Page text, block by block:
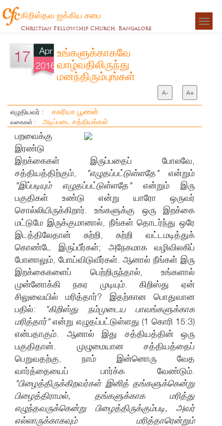
கிறிஸ்தவ ஐக்கிய சபை
Christian Fellowship Church, Bangalore
17
Apr
2016
உங்களுக்காகவே
வாழ்வதிலிருந்து
மனந்திரும்புங்கள்
A- A+
எழுதியவர் : சகரியா பூணன்
வகைகள் : அடிப்படை சத்தியங்கள்
பறவைக்கு
இரண்டு
இறக்கைகள் இருப்பதைப் போலவே,
சத்தியத்திற்கும்,
"எழுதப்பட்டுள்ளதே"என்றும்
"இப்படியும் எழுதப்பட்டுள்ளதே"என்றும் இரு
பகுதிகள் உண்டு என்று யாரோ ஒருவர்
சொல்லியிருக்கிறார். உங்களுக்கு ஒரு இறக்கை
மட்டுமே இருக்குமானால், நீங்கள் தொடர்ந்து ஒரே
இடத்திலேதான் சுற்றி, சுற்றி வட்டமடித்துக்
கொண்டே இருப்பீர்கள்; அநேகமாக வழிவிலகிப்
போனாலும், போய்விடுவீர்கள். ஆனால் நீங்கள் இரு
இறக்கைகளைப் பெற்றிருந்தால், உங்களால்
முன்னோக்கி நகர முடியும். கிறிஸ்து ஏன்
சிலுவையில் மரித்தார்? இதற்கான பொதுவான
பதில்:
"கிறிஸ்து நம்முடைய பாவங்களுக்காக
மரித்தார்"என்று எழுதப்பட்டுள்ளது (1 கொரி 15:3)
என்பதாகும். ஆனால் இது சத்தியத்தின் ஒரு
பகுதிதான். முழுமையான சத்தியத்தைப்
பெறுவதற்கு, நாம் இன்னொரு வேத
வார்த்தையைப் பார்க்க வேண்டும்.
"பிழைத்திருக்கிறவர்கள் இனித் தங்களுக்கென்று
பிழைத்திராமல், தங்களுக்காக மரித்து
எழுந்தவருக்கென்று பிழைத்திருக்கும்படி, அவர்
எல்லாருக்காகவும் மரித்தாரென்றும்